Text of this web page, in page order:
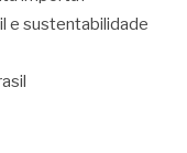
e sustentabilidade